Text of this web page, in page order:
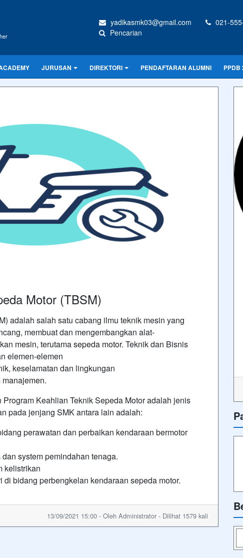
yadikasmk03@gmail.com 021-
Pencarian
JURUSAN DIREKTORI PENDAFTARAN ALUMNI PPDB
Motor (TBSM)
adalah salah satu cabang ilmu teknik mesin yang
membuat dan mengembangkan alat-
mesin, terutamasepeda motor. Teknik dan Bisnis
elemen-elemen
, keselamatan dan lingkungan
manajemen.
Keahlian Teknik Sepeda Motor adalah jenis
pada jenjang SMK antara lain adalah:
perawatan dan perbaikan kendaraan bermotor
system pemindahan tenaga.
kelistrikan
bidang perbengkelan kendaraan sepeda motor.
13/09/2021 15:00 - Oleh Administrator - Dilihat 1579 kali